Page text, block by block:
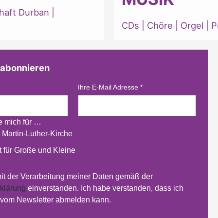
Durban
CDs Chöre Orgel
Ihre E-Mail Adresse *
mich für …
Luther-Kirche
für Große und Kleine
der Verarbeitung meiner Daten gemäß der
einverstanden. Ich habe verstanden, dass ich
Newsletter abmelden kann.